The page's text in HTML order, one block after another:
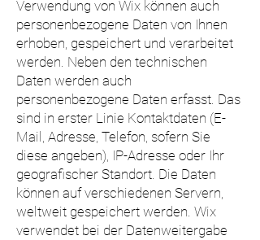
Verwendung von Wix können auch
personenbezogene Daten von Ihnen
erhoben, gespeichert und verarbeitet
werden. Neben den technischen
Daten werden auch
personenbezogene Daten erfasst. Das
sind in erster Linie Kontaktdaten (E-
Mail, Adresse, Telefon, sofern Sie
diese angeben), IP-Adresse oder Ihr
geografischer Standort. Die Daten
können auf verschiedenen Servern,
weltweit gespeichert werden. Wix
verwendet bei der Datenweitergabe